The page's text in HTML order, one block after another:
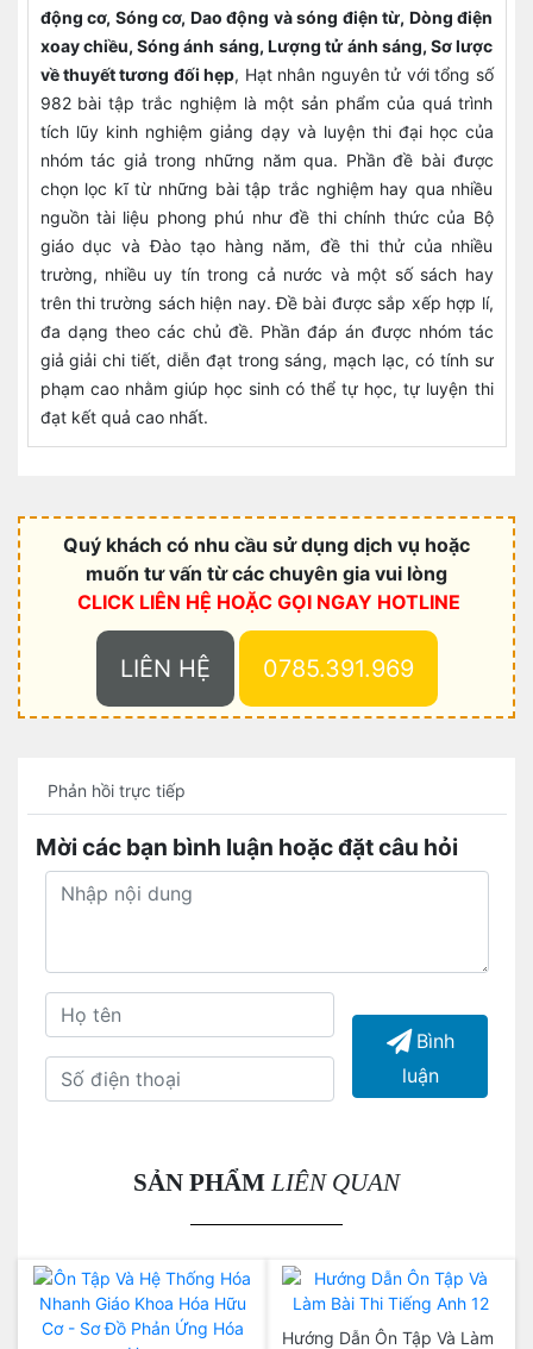
động cơ, Sóng cơ, Dao động và sóng điện từ, Dòng điện
xoay chiều, Sóng ánh sáng, Lượng tử ánh sáng, Sơ lược
về thuyết tương đối hẹp, Hạt nhân nguyên tử với tổng số
982 bài tập trắc nghiệm là một sản phẩm của quá trình
tích lũy kinh nghiệm giảng dạy và luyện thi đại học của
nhóm tác giả trong những năm qua. Phần đề bài được
chọn lọc kĩ từ những bài tập trắc nghiệm hay qua nhiều
nguồn tài liệu phong phú như đề thi chính thức của Bộ
giáo dục và Đào tạo hàng năm, đề thi thử của nhiều
trường, nhiều uy tín trong cả nước và một số sách hay
trên thi trường sách hiện nay. Đề bài được sắp xếp hợp lí,
đa dạng theo các chủ đề. Phần đáp án được nhóm tác
giả giải chi tiết, diễn đạt trong sáng, mạch lạc, có tính sư
phạm cao nhằm giúp học sinh có thể tự học, tự luyện thi
đạt kết quả cao nhất.
Quý khách có nhu cầu sử dụng dịch vụ hoặc
muốn tư vấn từ các chuyên gia vui lòng
CLICK LIÊN HỆ HOẶC GỌI NGAY HOTLINE
LIÊN HỆ 0785.391.969
Phản hồi trực tiếp
Mời các bạn bình luận hoặc đặt câu hỏi
Bình
luận
SẢN PHẨM LIÊN QUAN
Hướng Dẫn Ôn Tập Và Làm